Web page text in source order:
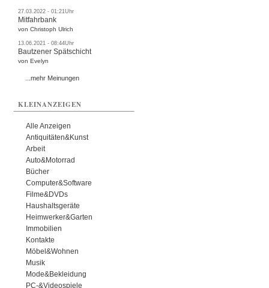
27.03.2022 - 01:21Uhr
Mitfahrbank
von Christoph Ulrich
13.06.2021 - 08:44Uhr
Bautzener Spätschicht
von Evelyn
...mehr Meinungen
KLEINANZEIGEN
Alle Anzeigen
Antiquitäten&Kunst
Arbeit
Auto&Motorrad
Bücher
Computer&Software
Filme&DVDs
Haushaltsgeräte
Heimwerker&Garten
Immobilien
Kontakte
Möbel&Wohnen
Musik
Mode&Bekleidung
PC-&Videospiele